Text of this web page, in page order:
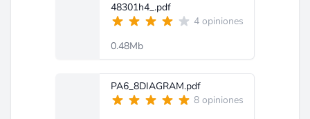
48301h4_.pdf
4 opiniones
0.48Mb
PA6_8DIAGRAM.pdf
8 opiniones